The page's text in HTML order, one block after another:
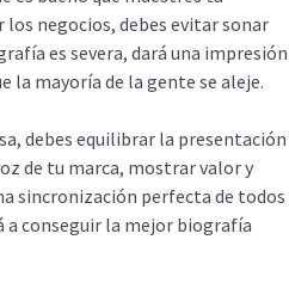
negocios, debes evitar sonar
es severa, dará una impresión
la mayoría de la gente se aleje.
debes equilibrar la presentación
de tu marca, mostrar valor y
sincronización perfecta de todos
conseguir la mejor biografía